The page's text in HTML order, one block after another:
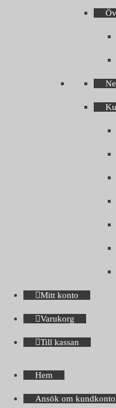
Mitt konto
Varukorg
Till kassan
Hem
Ansök om kundkonto